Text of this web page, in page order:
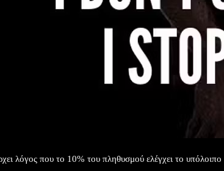
λόγος που το 10% του πληθυσμού ελέγχει το υπόλοιπο